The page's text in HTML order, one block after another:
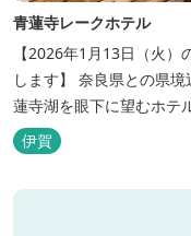
青蓮寺レークホテル
【2026年1月13日（火
します】 奈良県との県境近く名張市にある、紺碧の水をたたえた青
蓮寺湖を眼下に望むホテ
泉」は天然アルカリ泉。
く、絶景と評判です。
伊賀